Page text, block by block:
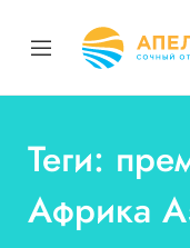
Теги:
Африка